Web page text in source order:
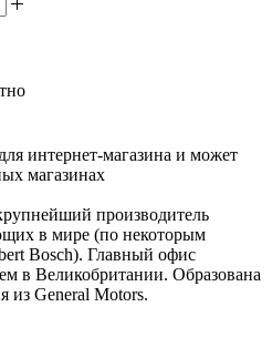
интернет-магазина и может
магазинах
производитель
в мире (по некоторым
Bosch). Главный офис
в Великобритании. Образована
из General Motors.